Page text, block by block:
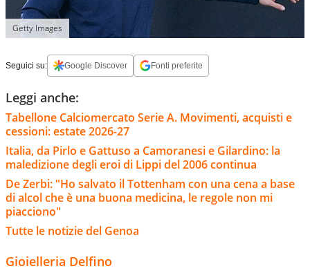
Getty Images
Seguici su: Google Discover Fonti preferite
Leggi anche:
Tabellone Calciomercato Serie A. Movimenti, acquisti e
cessioni: estate 2026-27
Italia, da Pirlo e Gattuso a Camoranesi e Gilardino: la
maledizione degli eroi di Lippi del 2006 continua
De Zerbi: "Ho salvato il Tottenham con una cena a base
di alcol che è una buona medicina, le regole non mi
piacciono"
Tutte le notizie del Genoa
Gioielleria Delfino